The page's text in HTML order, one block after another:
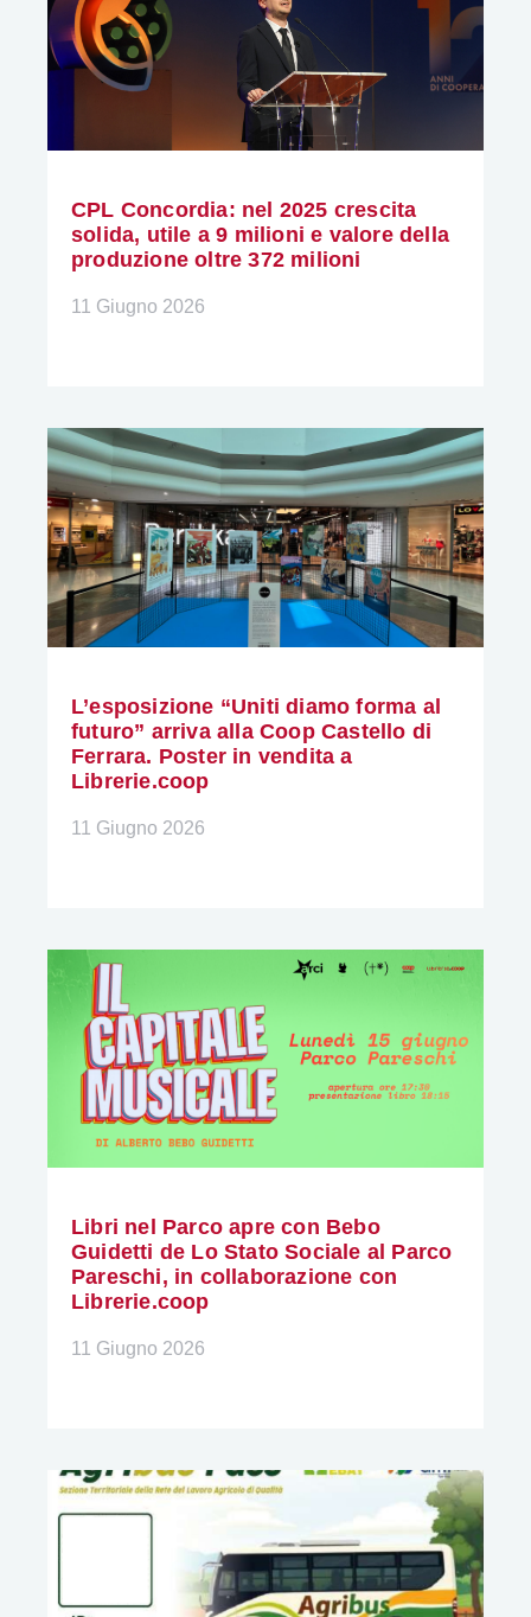
CPL Concordia: nel 2025 crescita
solida, utile a 9 milioni e valore della
produzione oltre 372 milioni
11 Giugno 2026
L’esposizione “Uniti diamo forma al
futuro” arriva alla Coop Castello di
Ferrara. Poster in vendita a
Librerie.coop
11 Giugno 2026
Libri nel Parco apre con Bebo
Guidetti de Lo Stato Sociale al Parco
Pareschi, in collaborazione con
Librerie.coop
11 Giugno 2026